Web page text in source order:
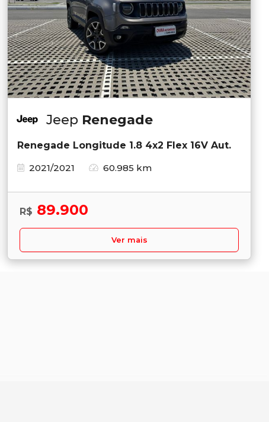
Jeep Renegade
Renegade Longitude 1.8 4x2 Flex 16V Aut.
2021/2021
60.985 km
R$ 89.900
Ver mais